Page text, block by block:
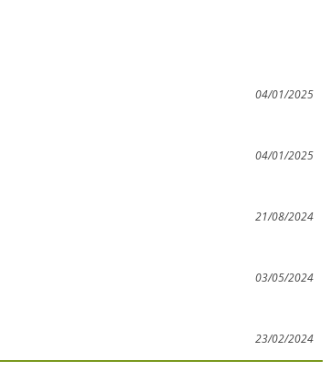
04/01/2025
04/01/2025
21/08/2024
03/05/2024
23/02/2024